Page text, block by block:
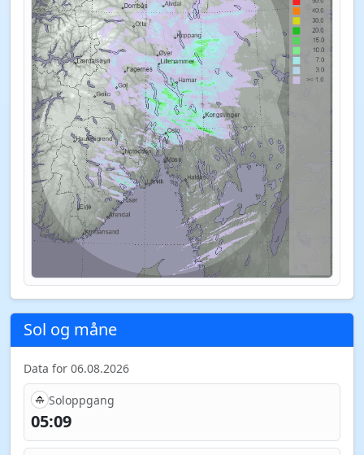
Sol og måne
Data for 06.08.2026
Soloppgang
05:09